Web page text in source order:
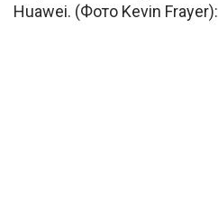
Huawei. (Фото Kevin Frayer):